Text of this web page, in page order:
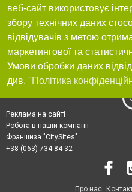
веб-сайт використовує
збору технічних даних
відвідувачів з метою
маркетингової та
Умови обробки даних
див. "Політика
Реклама на сайті
Робота в нашій компанії
Франшиза "CitySites"
+38 (063) 734-84-32
Про нас